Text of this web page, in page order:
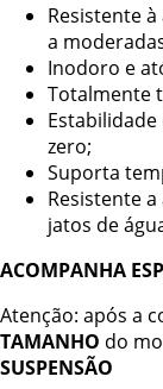
Resistente
a
Inodoro e
Totalmente
zero;
Suporta
Resistente
jatos de
ACOMPANHA
Atenção: após a
TAMANHO do
SUSPENSÃO